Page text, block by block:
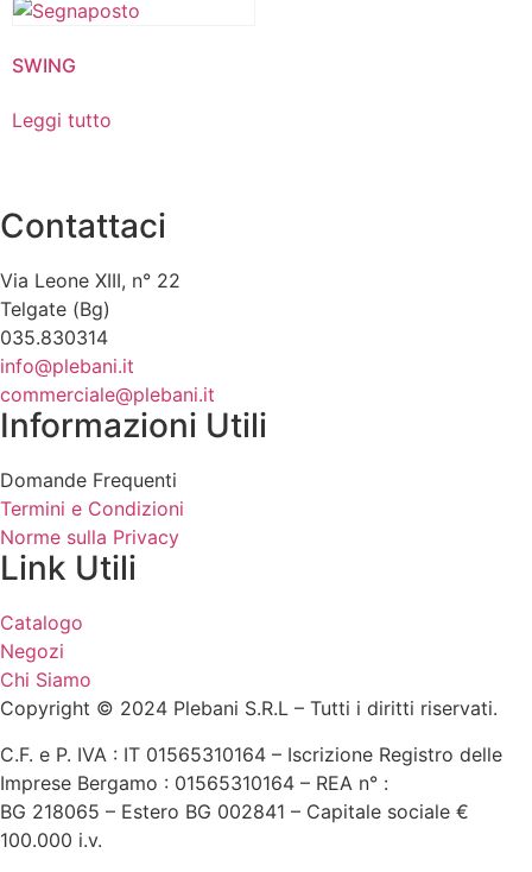
SWING
Leggi tutto
Contattaci
Via Leone XIII, n° 22
Telgate (Bg)
035.830314
info@plebani.it
commerciale@plebani.it
Informazioni Utili
Domande Frequenti
Termini e Condizioni
Norme sulla Privacy
Link Utili
Catalogo
Negozi
Chi Siamo
Copyright © 2024 Plebani S.R.L – Tutti i diritti riservati.
C.F. e P. IVA : IT 01565310164 – Iscrizione Registro delle
Imprese Bergamo : 01565310164 – REA n° :
BG 218065 – Estero BG 002841 – Capitale sociale €
100.000 i.v.